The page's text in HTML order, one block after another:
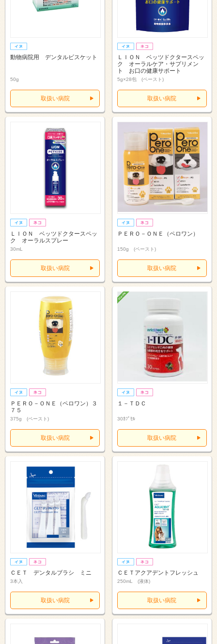
動物病院用 デンタルビスケット
50g
取扱い病院
ＬＩＯＮ ベッツドクタースペッ
ク オーラルケア・サプリメン
ト お口の健康サポート
5g×28包 (ペースト)
取扱い病院
ＬＩＯＮ ベッツドクタースペッ
ク オーラルスプレー
30mL
取扱い病院
ＰＥＲＯ－ＯＮＥ（ペロワン）
150g (ペースト)
取扱い病院
ＰＥＲＯ－ＯＮＥ（ペロワン）３
７５
375g (ペースト)
取扱い病院
１－ＴＤＣ
30ｶﾌﾟｾﾙ
取扱い病院
ＣＥＴ デンタルブラシ ミニ
3本入
取扱い病院
ＣＥＴアクアデントフレッシュ
250mL (液体)
取扱い病院